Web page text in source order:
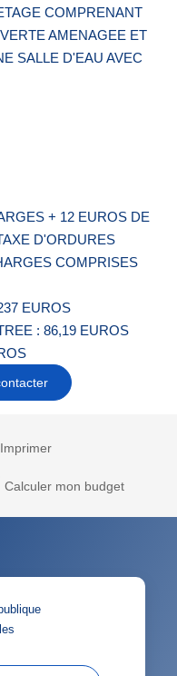
COMPRENANT
AMENAGEE ET
SALLE D'EAU AVEC
+ 12 EUROS DE
D'ORDURES
COMPRISES
EUROS
: 86,19 EUROS
Imprimer
Calculer mon budget